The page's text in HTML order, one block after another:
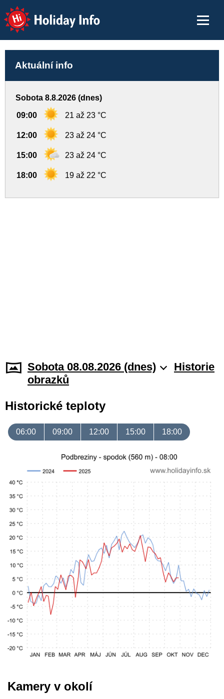
Holiday Info
Aktuální info
Sobota 8.8.2026 (dnes)
09:00 21 až 23 °C
12:00 23 až 24 °C
15:00 23 až 24 °C
18:00 19 až 22 °C
Sobota 08.08.2026 (dnes)
Historie
obrazků
Historické teploty
06:00 09:00 12:00 15:00 18:00
Kamery v okolí